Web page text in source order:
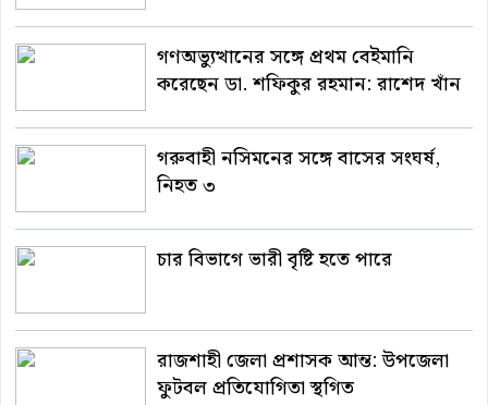
গণঅভ্যুত্থানের সঙ্গে প্রথম বেইমানি
করেছেন ডা. শফিকুর রহমান: রাশেদ খাঁন
গরুবাহী নসিমনের সঙ্গে বাসের সংঘর্ষ,
নিহত ৩
চার বিভাগে ভারী বৃষ্টি হতে পারে
রাজশাহী জেলা প্রশাসক আন্ত: উপজেলা
ফুটবল প্রতিযোগিতা স্থগিত